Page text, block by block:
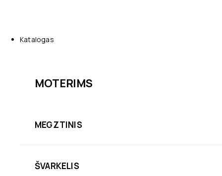
Katalogas
MOTERIMS
MEGZTINIS
ŠVARKELIS